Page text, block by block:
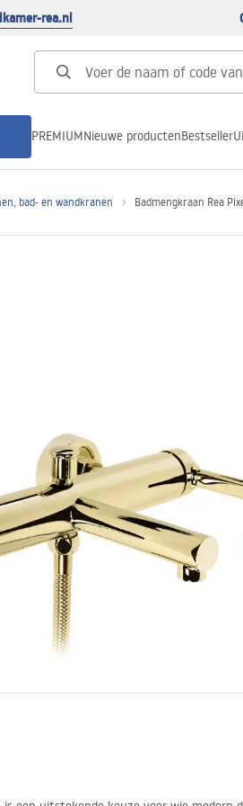
rea.nl
PREMIUMNieuwe productenBestseller
bad- en wandkranen Badmengkraan Rea